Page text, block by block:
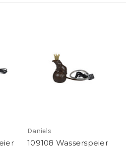
Daniels
109108 Wasserspeier